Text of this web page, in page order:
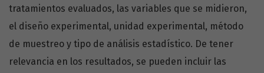
tratamientos evaluados, las variables que se midieron,
el diseño experimental, unidad experimental, método
de muestreo y tipo de análisis estadístico. De tener
relevancia en los resultados, se pueden incluir las